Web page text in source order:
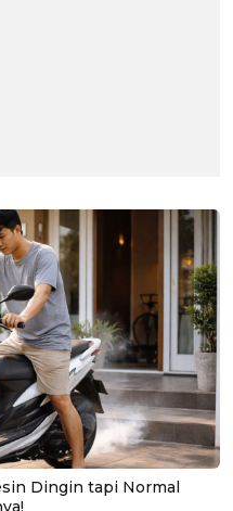
Dingin tapi Normal